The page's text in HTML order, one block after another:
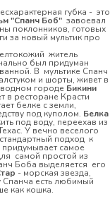
губка - это
"Спанч Боб" завоевал
поклонников, готовых
за новый мультик про
житель
был придуман
В мультике Спанч
и шорты, живет в
городе Бикини
в ресторане Красти
белке с земли,
под куполом. Белка
под воду, переехав из
У вечно веселого
подход к
самое
самой простой из
Боба выделяется его
- морская звезда,
Спанча есть любимый
как кошка.